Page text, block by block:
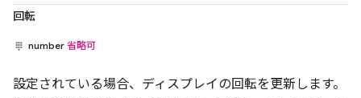
回転
number 省略可
設定されている場合、ディスプレイの回転を更新します。